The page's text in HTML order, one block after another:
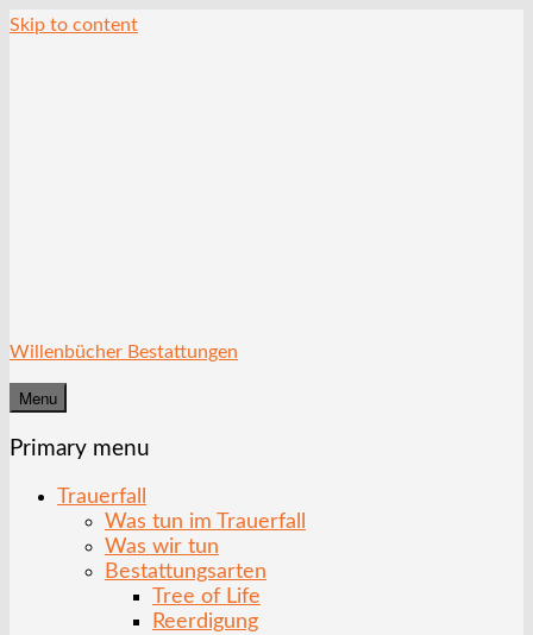
Skip to content
Willenbücher Bestattungen
Menu
Primary menu
Trauerfall
Was tun im Trauerfall
Was wir tun
Bestattungsarten
Tree of Life
Reerdigung